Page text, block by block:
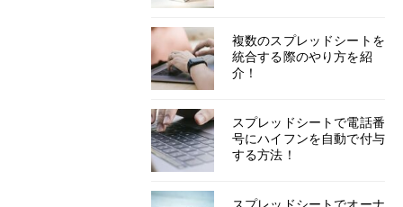
複数のスプレッドシートを
統合する際のやり方を紹
介！
スプレッドシートで電話番
号にハイフンを自動で付与
する方法！
スプレッドシートでオーナ